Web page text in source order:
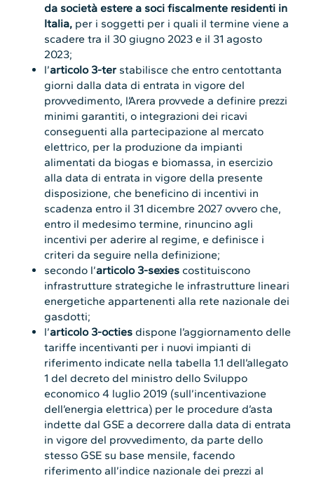
da società estere a soci fiscalmente residenti in
Italia, per i soggetti per i quali il termine viene a
scadere tra il 30 giugno 2023 e il 31 agosto
2023;
l’articolo 3-ter stabilisce che entro centottanta
giorni dalla data di entrata in vigore del
provvedimento, l’Arera provvede a definire prezzi
minimi garantiti, o integrazioni dei ricavi
conseguenti alla partecipazione al mercato
elettrico, per la produzione da impianti
alimentati da biogas e biomassa, in esercizio
alla data di entrata in vigore della presente
disposizione, che beneficino di incentivi in
scadenza entro il 31 dicembre 2027 ovvero che,
entro il medesimo termine, rinuncino agli
incentivi per aderire al regime, e definisce i
criteri da seguire nella definizione;
secondo l’articolo 3-sexies costituiscono
infrastrutture strategiche le infrastrutture lineari
energetiche appartenenti alla rete nazionale dei
gasdotti;
l’articolo 3-octies dispone l’aggiornamento delle
tariffe incentivanti per i nuovi impianti di
riferimento indicate nella tabella 1.1 dell’allegato
1 del decreto del ministro dello Sviluppo
economico 4 luglio 2019 (sull’incentivazione
dell’energia elettrica) per le procedure d’asta
indette dal GSE a decorrere dalla data di entrata
in vigore del provvedimento, da parte dello
stesso GSE su base mensile, facendo
riferimento all’indice nazionale dei prezzi al